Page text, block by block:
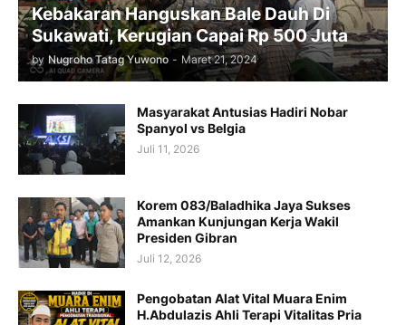
Kebakaran Hanguskan Bale Dauh Di
Sukawati, Kerugian Capai Rp 500 Juta
by Nugroho Tatag Yuwono - Maret 21, 2024
Masyarakat Antusias Hadiri Nobar
Spanyol vs Belgia
Juli 11, 2026
Korem 083/Baladhika Jaya Sukses
Amankan Kunjungan Kerja Wakil
Presiden Gibran
Juli 12, 2026
Pengobatan Alat Vital Muara Enim
H.Abdulazis Ahli Terapi Vitalitas Pria